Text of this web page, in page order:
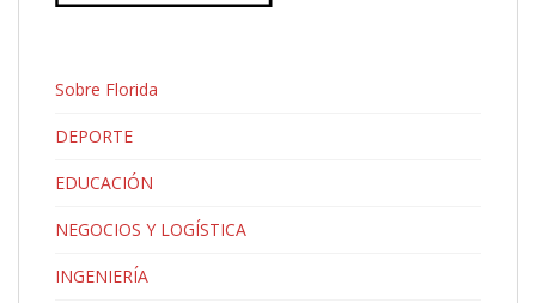
Sobre Florida
DEPORTE
EDUCACIÓN
NEGOCIOS Y LOGÍSTICA
INGENIERÍA